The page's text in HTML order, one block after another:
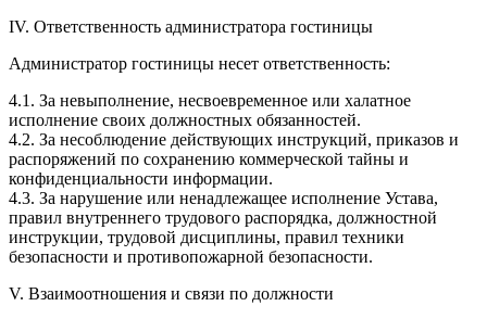
IV. Ответственность администратора гостиницы
Администратор гостиницы несет ответственность:
4.1. За невыполнение, несвоевременное или халатное
исполнение своих должностных обязанностей.
4.2. За несоблюдение действующих инструкций, приказов и
распоряжений по сохранению коммерческой тайны и
конфиденциальности информации.
4.3. За нарушение или ненадлежащее исполнение Устава,
правил внутреннего трудового распорядка, должностной
инструкции, трудовой дисциплины, правил техники
безопасности и противопожарной безопасности.
V. Взаимоотношения и связи по должности